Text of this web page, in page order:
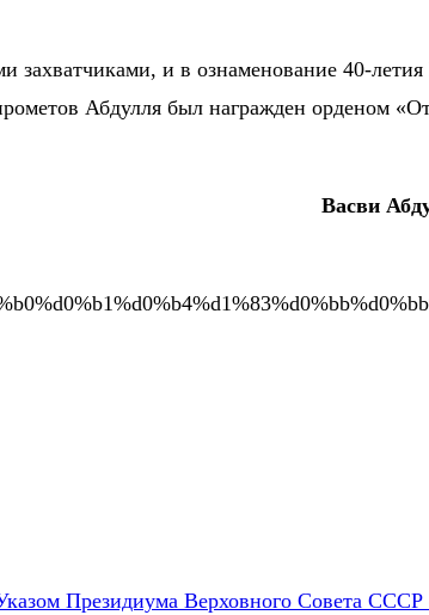
захватчиками, и в ознаменование 40-
Абдулля был награжден орденом
Васви
Президиума Верховного Совета СССР